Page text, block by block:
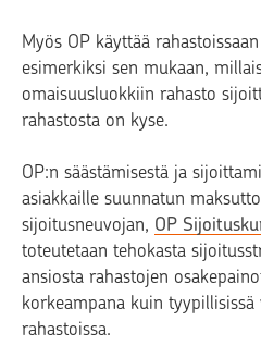
Myös OP käyttää
esimerkiksi sen mukaan,
omaisuusluokkiin rahasto
rahastosta on kyse.
OP:n säästämisestä ja
asiakkaille suunnatun
sijoitusneuvojan, OP
toteutetaan tehokasta
ansiosta rahastojen
korkeampana kuin tyypillisissä
rahastoissa.